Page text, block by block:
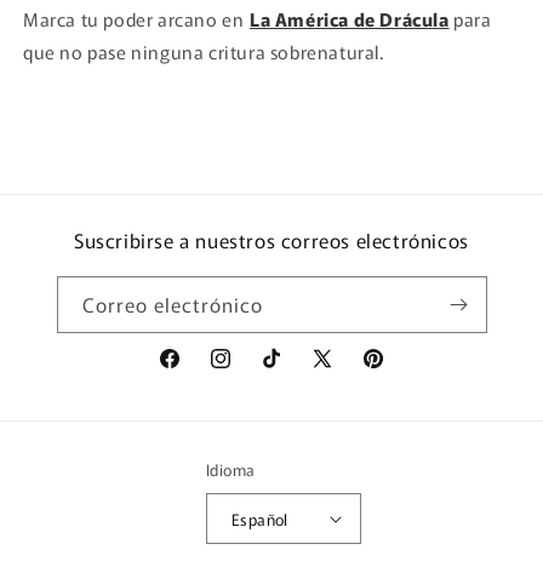
Marca tu poder arcano en La América de Drácula para
que no pase ninguna critura sobrenatural.
Suscribirse a nuestros correos electrónicos
Correo electrónico
FacebookInstagramTikTok
X
Pinterest
Idioma
Español